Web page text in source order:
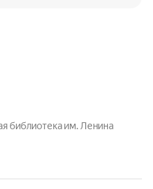
библиотека им. Ленина